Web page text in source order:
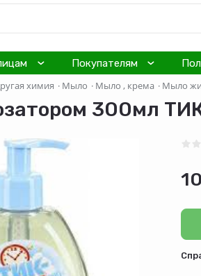
Покупателям
химия · Мыло · Мыло , крема · Мыло
300мл